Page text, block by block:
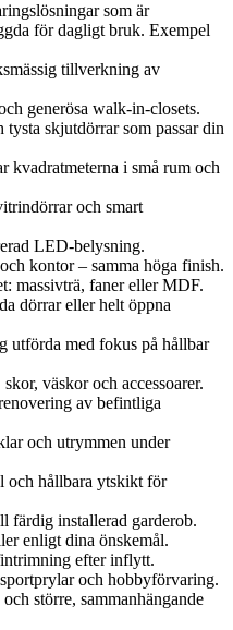
som är
för dagligt bruk. Exempel
tillverkning av
generösa walk-in-closets.
skjutdörrar som passar din
kvadratmeterna i små rum och
och smart
LED-belysning.
kontor – samma höga finish.
massivträ, faner eller MDF.
dörrar eller helt öppna
utförda med fokus på hållbar
väskor och accessoarer.
av befintliga
och utrymmen under
och hållbara ytskikt för
färdig installerad garderob.
enligt dina önskemål.
efter inflytt.
och hobbyförvaring.
större, sammanhängande